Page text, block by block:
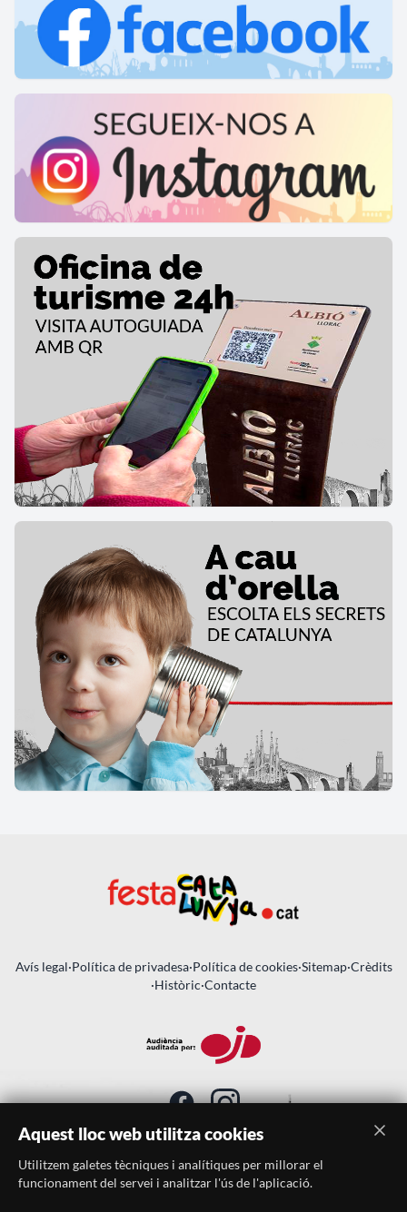
Avís legal·Política de privadesa·Política de cookies·Sitemap·Crèdits
·Històric·Contacte
SUBSCRIU-TE AL BUTLLETÍ
Aquest lloc web utilitza cookies
Utilitzem galetes tècniques i analítiques per millorar el
funcionament del servei i analitzar l'ús de l'aplicació.